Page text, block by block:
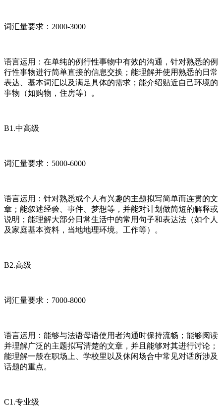
词汇量要求：2000-3000
语言运用：在单纯的例行性事物中有效的沟通，针对熟悉的例
行性事物进行简单直接的信息交换；能理解并使用熟悉的日常
表达、基本词汇以及满足具体的需求；能介绍贴近自己环境的
事物（如购物，住房等）。
B1.中高级
词汇量要求：5000-6000
语言运用：针对熟悉或个人有兴趣的主题拟写简单而连贯的文
章；能叙述经验、事件、梦想等，并能对计划做简短的解释或
说明；能理解大部分日常生活中的常用句子和表达法（如个人
及家庭基本资料，当地地理环境。工作等）。
B2.高级
词汇量要求：7000-8000
语言运用：能够与法语母语使用者沟通时保持流畅；能够阅读
并理解广泛的主题拟写清楚的文章，并且能够对其进行讨论；
能理解一般在职场上、学校里以及休闲场合中常见对话所涉及
话题的重点。
C1.专业级